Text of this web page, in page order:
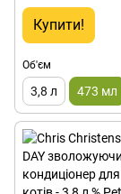
Купити!
Об'єм
3,8 л 473 мл